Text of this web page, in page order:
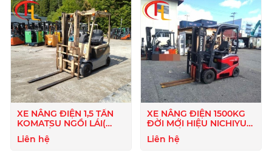
XE NÂNG ĐIỆN 1,5 TẤN
KOMATSU NGỒI LÁI(
TẠM HẾT HÀNG )
Liên hệ
XE NÂNG ĐIỆN 1500KG
ĐỜI MỚI HIỆU NICHIYU(
TẠM HẾT HÀNG )
Liên hệ